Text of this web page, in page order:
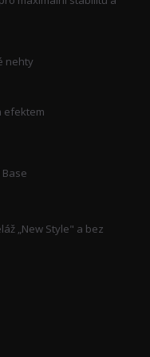
nehty
efektem
„New Style" a bez